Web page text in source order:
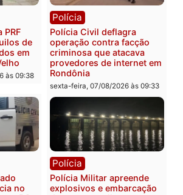
da PF
às 12:24
Polícia
Polícia Federal apreende
400 quilos de drogas e
prende motorista em RO
sexta-feira, 07/08/2026 às